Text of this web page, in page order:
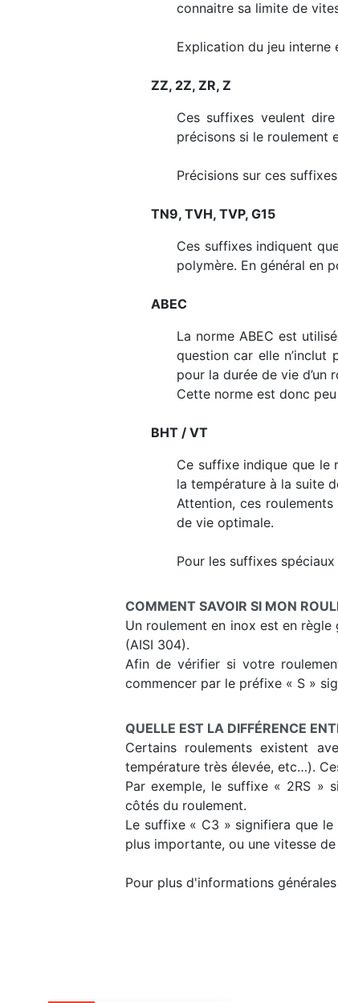
connaitre sa limite de
Explication du jeu
ZZ, 2Z, ZR, Z
Ces suffixes veulent
précisons si le roulement
Précisions sur ces suffixes
TN9, TVH, TVP, G15
Ces suffixes indiquent
polymère. En général en
ABEC
La norme ABEC est
question car elle n’inclut
pour la durée de vie d’un
Cette norme est donc
BHT / VT
Ce suffixe indique que le
la température à la suite
Attention, ces
de vie optimale.
Pour les suffixes
COMMENT SAVOIR SI MON
Un roulement en inox est en règle
(AISI 304).
Afin de vérifier si votre
commencer par le préfixe « S »
QUELLE EST LA DIFFÉRENCE
Certains roulements existent
température très élevée, etc…).
Par exemple, le suffixe « 2RS »
côtés du roulement.
Le suffixe « C3 » signifiera que le
plus importante, ou une vitesse
Pour plus d'informations